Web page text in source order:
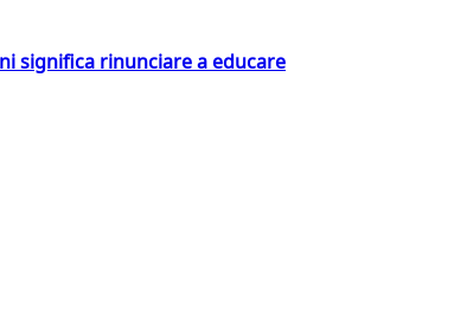
significa rinunciare a educare